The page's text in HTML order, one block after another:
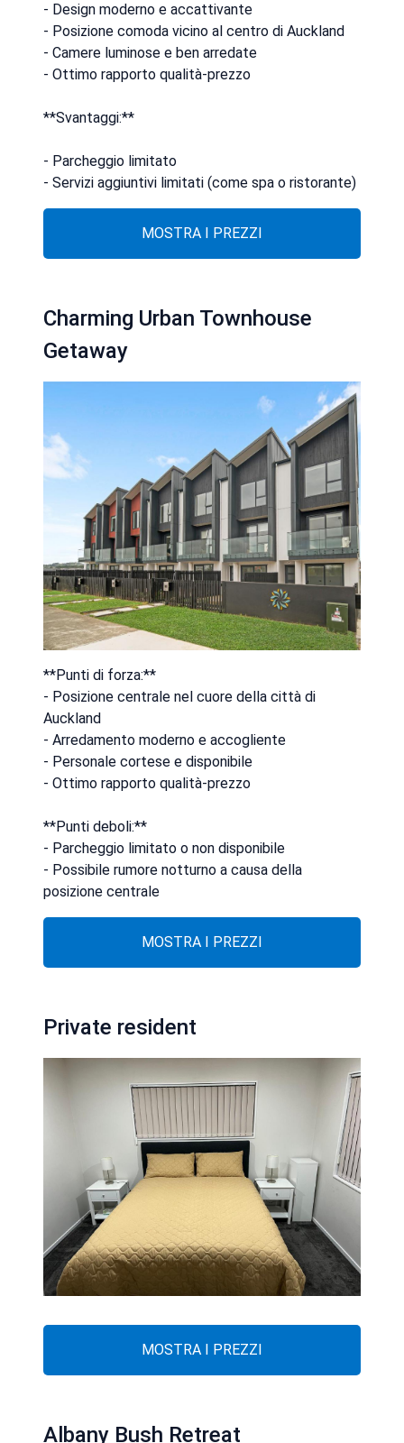
- Design moderno e accattivante
- Posizione comoda vicino al centro di Auckland
- Camere luminose e ben arredate
- Ottimo rapporto qualità-prezzo
**Svantaggi:**
- Parcheggio limitato
- Servizi aggiuntivi limitati (come spa o ristorante)
MOSTRA I PREZZI
Charming Urban Townhouse
Getaway
**Punti di forza:**
- Posizione centrale nel cuore della città di
Auckland
- Arredamento moderno e accogliente
- Personale cortese e disponibile
- Ottimo rapporto qualità-prezzo
**Punti deboli:**
- Parcheggio limitato o non disponibile
- Possibile rumore notturno a causa della
posizione centrale
MOSTRA I PREZZI
Private resident
MOSTRA I PREZZI
Albany Bush Retreat